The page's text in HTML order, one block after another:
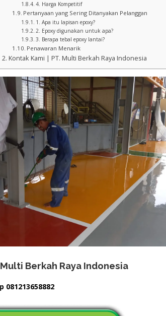
4. Harga Kompetitif
Pertanyaan yang Sering Ditanyakan Pelanggan
1. Apa itu lapisan epoxy?
2. Epoxy digunakan untuk apa?
3. Berapa tebal epoxy lantai?
Penawaran Menarik
Kontak Kami | PT. Multi Berkah Raya Indonesia
Berkah Raya Indonesia
081213658882